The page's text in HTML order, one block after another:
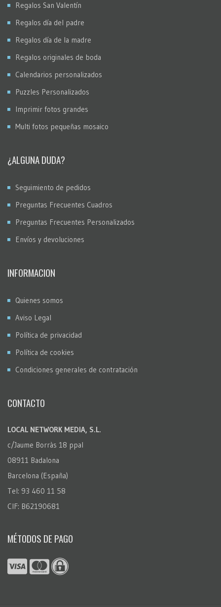
Regalos San Valentín
Regalos día del padre
Regalos día de la madre
Regalos originales de boda
Calendarios personalizados
Puzzles Personalizados
Imprimir fotos grandes
Multi fotos pequeñas mosaico
¿ALGUNA DUDA?
Seguimiento de pedidos
Preguntas Frecuentes Cuadros
Preguntas Frecuentes Personalizados
Envíos y devoluciones
INFORMACION
Quienes somos
Aviso Legal
Política de privacidad
Política de cookies
Condiciones generales de contratación
CONTACTO
LOCAL NETWORK MEDIA, S.L.
c/Jaume Borràs 18 ppal
08911 Badalona
Barcelona (España)
Tel: 93 460 11 58
CIF: B62190681
MÉTODOS DE PAGO